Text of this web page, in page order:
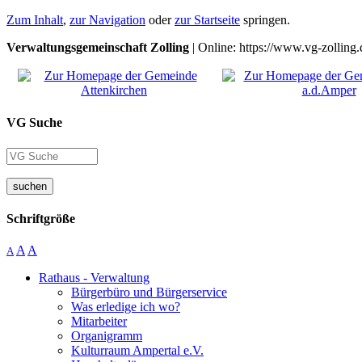
Zum Inhalt, zur Navigation oderzur Startseite springen.
Verwaltungsgemeinschaft Zolling | Online: https://www.vg-
VG Suche
suchen
Schriftgröße
A A A
Rathaus - Verwaltung
Bürgerbüro und Bürgerservice
Was erledige ich wo?
Mitarbeiter
Organigramm
Kulturraum Ampertal e.V.